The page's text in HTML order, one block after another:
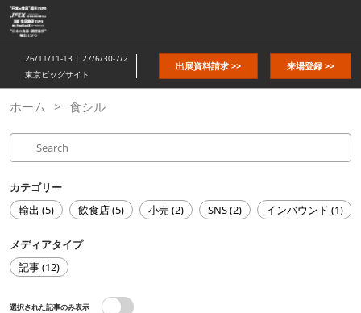
ス
キ
ッ
し
て
進
26/11/11-13 | 27/6/30-7/2
東京ビッグサイト
出展資料請求 >> 来場登録 >>
ホーム 食シル
カテゴリー
輸出 (5)
飲食店 (5) 小売 (2) SNS (2) インバウンド (1)
メディアタイプ
記事 (12)
選択された記事のみ表示